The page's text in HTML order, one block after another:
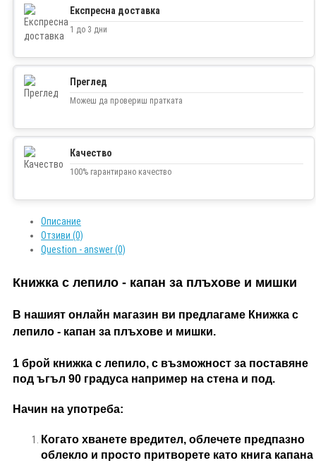
Експресна доставка
1 до 3 дни
Преглед
Можеш да провериш пратката
Качество
100% гарантирано качество
Описание
Отзиви (0)
Question - answer (0)
Книжка с лепило - капан за плъхове и мишки
В нашият онлайн магазин ви предлагаме Книжка с
лепило - капан за плъхове и мишки.
1 брой книжка с лепило, с възможност за поставяне
под ъгъл 90 градуса например на стена и под.
Начин на употреба:
Когато хванете вредител, облечете предпазно
облекло и просто притворете като книга капана